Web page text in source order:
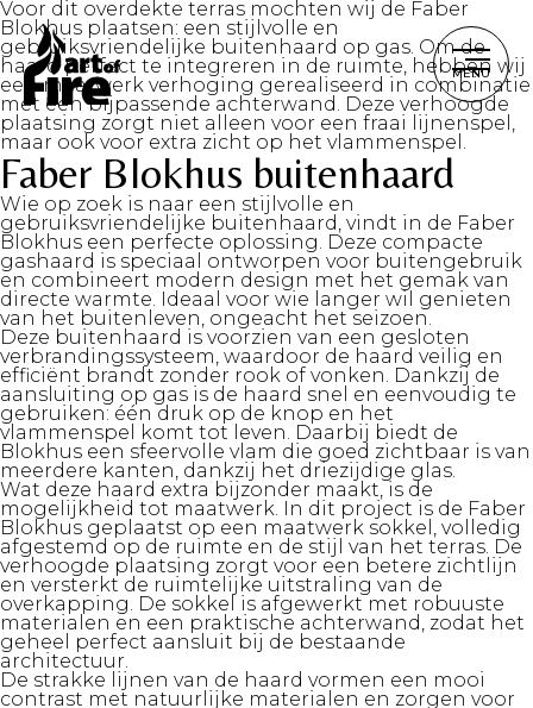
MENU
Voor dit overdekte terras mochten wij de Faber
Blokhus plaatsen: een stijlvolle en
gebruiksvriendelijke buitenhaard op gas. Om de
haard perfect te integreren in de ruimte, hebben wij
een maatwerk verhoging gerealiseerd in combinatie
met een bijpassende achterwand. Deze verhoogde
plaatsing zorgt niet alleen voor een fraai lijnenspel,
maar ook voor extra zicht op het vlammenspel.
Faber Blokhus buitenhaard
Wie op zoek is naar een stijlvolle en
gebruiksvriendelijke buitenhaard, vindt in de Faber
Blokhus een perfecte oplossing. Deze compacte
gashaard is speciaal ontworpen voor buitengebruik
en combineert modern design met het gemak van
directe warmte. Ideaal voor wie langer wil genieten
van het buitenleven, ongeacht het seizoen.
Deze buitenhaard is voorzien van een gesloten
verbrandingssysteem, waardoor de haard veilig en
efficiënt brandt zonder rook of vonken. Dankzij de
aansluiting op gas is de haard snel en eenvoudig te
gebruiken: één druk op de knop en het
vlammenspel komt tot leven. Daarbij biedt de
Blokhus een sfeervolle vlam die goed zichtbaar is van
meerdere kanten, dankzij het driezijdige glas.
Wat deze haard extra bijzonder maakt, is de
mogelijkheid tot maatwerk. In dit project is de Faber
Blokhus geplaatst op een maatwerk sokkel, volledig
afgestemd op de ruimte en de stijl van het terras. De
verhoogde plaatsing zorgt voor een betere zichtlijn
en versterkt de ruimtelijke uitstraling van de
overkapping. De sokkel is afgewerkt met robuuste
materialen en een praktische achterwand, zodat het
geheel perfect aansluit bij de bestaande
architectuur.
De strakke lijnen van de haard vormen een mooi
contrast met natuurlijke materialen en zorgen voor